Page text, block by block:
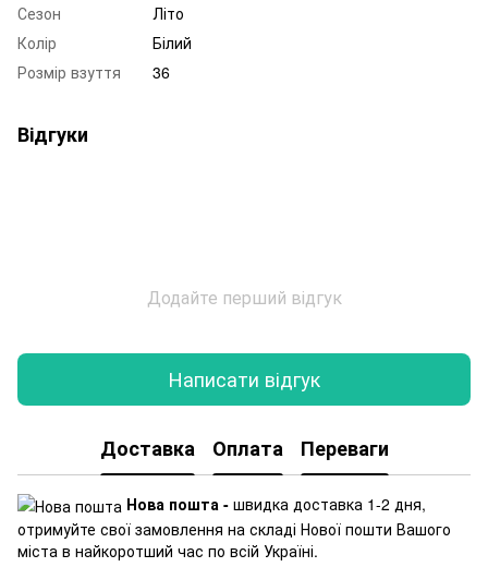
Сезон
Літо
Колір
Білий
Розмір взуття
36
Відгуки
Додайте перший відгук
Написати відгук
Доставка Оплата Переваги
Нова пошта - швидка доставка 1-2 дня,
отримуйте свої замовлення на складі Нової пошти Вашого
міста в найкоротший час по всій Україні.